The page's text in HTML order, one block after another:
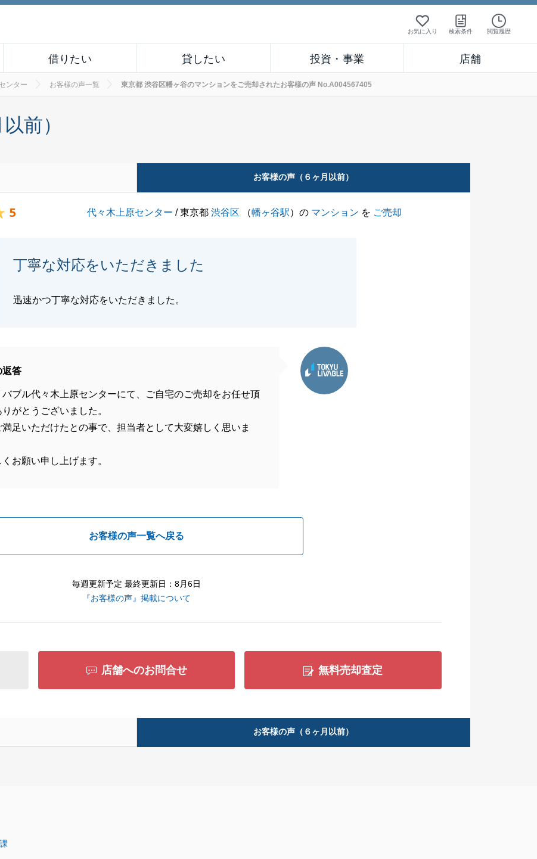
お気に入り 検索条件 閲覧履歴
借りたい 貸したい 投資・事業 店舗
ンター お客様の声一覧 東京都 渋谷区幡ヶ谷のマンションをご売却されたお客様の声 No.A004567405
前）
お客様の声（６ヶ月以前）
5 代々木上原センター / 東京都渋谷区 （幡ヶ谷駅）の マンション を ご売却
丁寧な対応をいただきました
迅速かつ丁寧な対応をいただきました。
返答
バブル代々木上原センターにて、ご自宅のご売却をお任せ頂
がとうございました。
足いただけたとの事で、担当者として大変嬉しく思いま
お願い申し上げます。
お客様の声一覧へ戻る
毎週更新予定 最終更新日：8月6日
『お客様の声』掲載について
店舗へのお問合せ 無料売却査定
お客様の声（６ヶ月以前）